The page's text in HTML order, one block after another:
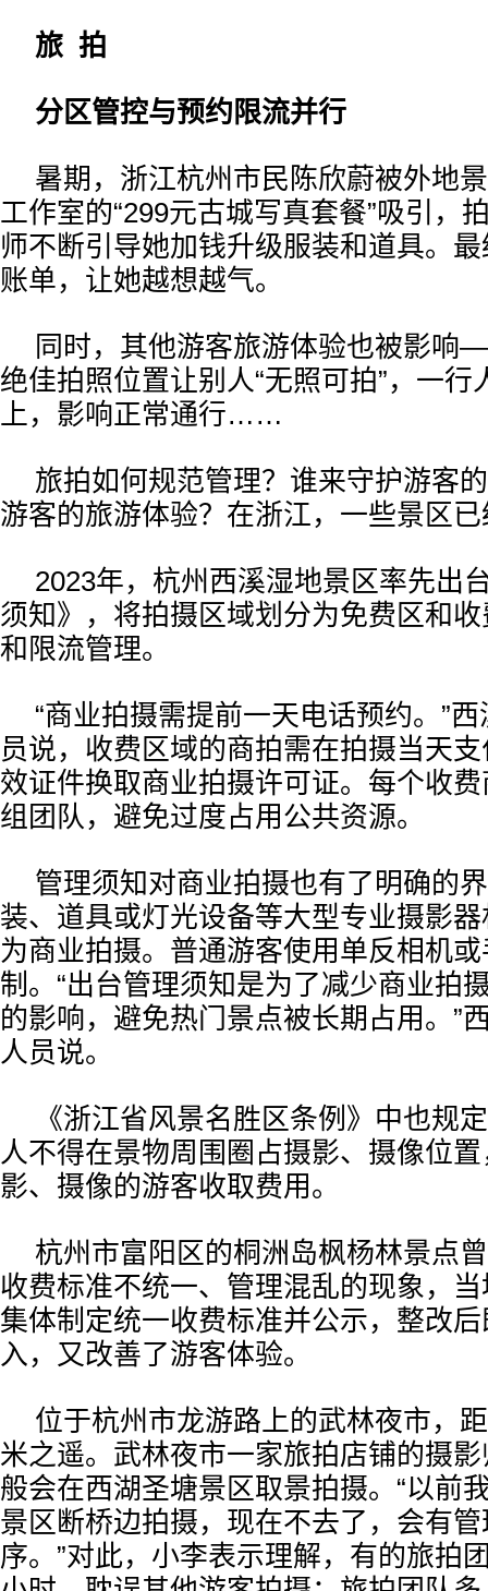
旅 拍
分区管控与预约限流并行
暑期，浙江杭州市民陈欣蔚被外地
工作室的“299元古城写真套餐”吸引，
师不断引导她加钱升级服装和道具。
账单，让她越想越气。
同时，其他游客旅游体验也被影
绝佳拍照位置让别人“无照可拍”，一行
上，影响正常通行……
旅拍如何规范管理？谁来守护游客
游客的旅游体验？在浙江，一些景区
2023年，杭州西溪湿地景区率先出
须知》，将拍摄区域划分为免费区和
和限流管理。
“商业拍摄需提前一天电话预约。”
员说，收费区域的商拍需在拍摄当天
效证件换取商业拍摄许可证。每个收
组团队，避免过度占用公共资源。
管理须知对商业拍摄也有了明确的
装、道具或灯光设备等大型专业摄影
为商业拍摄。普通游客使用单反相机
制。“出台管理须知是为了减少商业拍
的影响，避免热门景点被长期占用。”
人员说。
《浙江省风景名胜区条例》中也规
人不得在景物周围圈占摄影、摄像位
影、摄像的游客收取费用。
杭州市富阳区的桐洲岛枫杨林景点
收费标准不统一、管理混乱的现象，
集体制定统一收费标准并公示，整改
入，又改善了游客体验。
位于杭州市龙游路上的武林夜市，
米之遥。武林夜市一家旅拍店铺的摄
般会在西湖圣塘景区取景拍摄。“以前
景区断桥边拍摄，现在不去了，会有
序。”对此，小李表示理解，有的旅拍